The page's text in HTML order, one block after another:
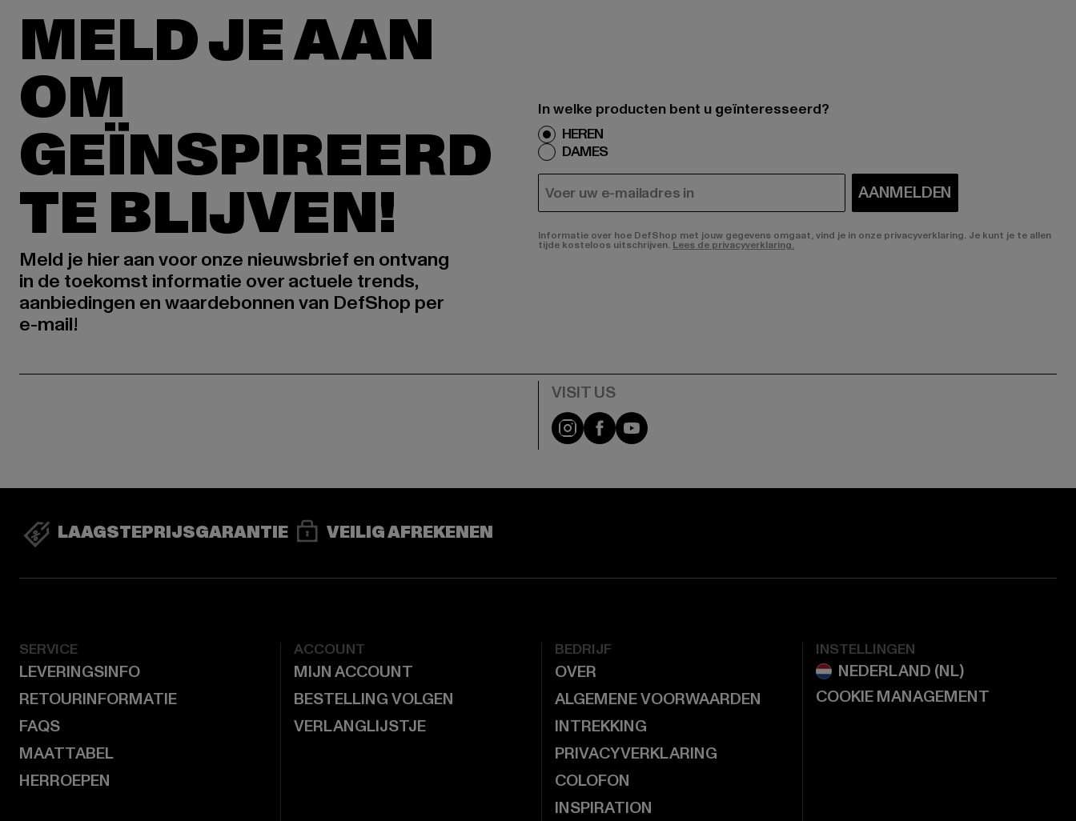
MELD JE AAN
OM
GEÏNSPIREERD
TE BLIJVEN!
Meld je hier aan voor onze nieuwsbrief en ontvang
in de toekomst informatie over actuele trends,
aanbiedingen en waardebonnen van DefShop per
e-mail!
In welke producten bent u geïnteresseerd?
HEREN
DAMES
E-MAIL AANMELDEN
Informatie over hoe DefShop met jouw gegevens omgaat, vind je in onze privacyverklaring. Je kunt je te allen
tijde kosteloos uitschrijven. Lees de privacyverklaring.
Visit our Instagram page:
Visit our Facebook page:
Visit our YouTube channel:
LAAGSTEPRIJSGARANTIE VEILIG AFREKENEN
SERVICE
LEVERINGSINFO
RETOURINFORMATIE
FAQS
MAATTABEL
HERROEPEN
ACCOUNT
MIJN ACCOUNT
BESTELLING VOLGEN
VERLANGLIJSTJE
BEDRIJF
OVER
ALGEMENE VOORWAARDEN
INTREKKING
PRIVACYVERKLARING
COLOFON
INSPIRATION
INSTELLINGEN
COOKIE MANAGEMENT